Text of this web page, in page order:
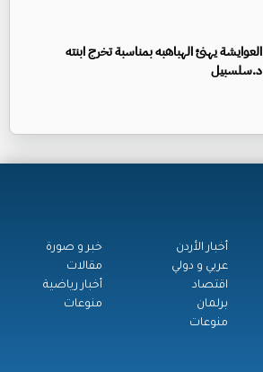
العوايشة يهنئ الهباهبه بمناسبة تخرج ابنته
د.سلسبيل
أخبار الأردن
عربي و دولي
اقتصاد
برلمان
منوعات
خبر و صورة
مقالات
أخبار رياضية
منوعات